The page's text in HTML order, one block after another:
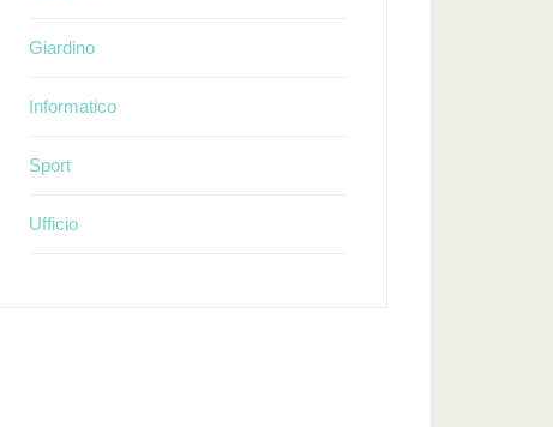
Giardino
Informatico
Sport
Ufficio